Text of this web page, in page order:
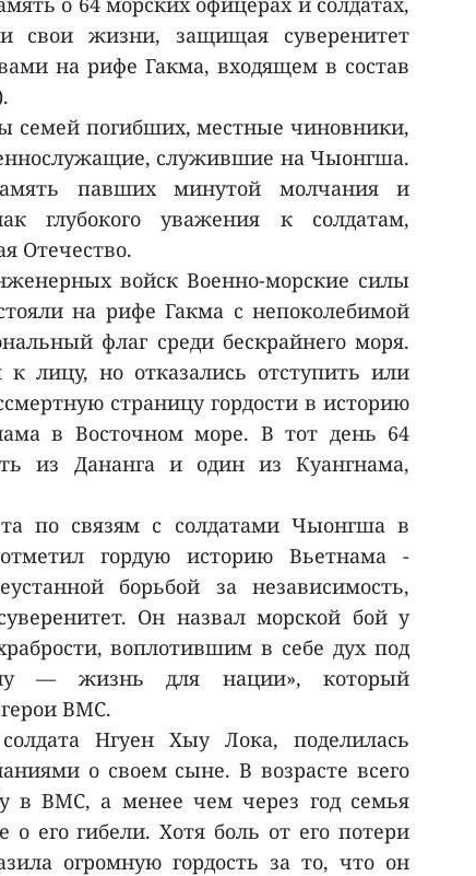
свои жизни, защищая суверенитет
на рифе Гакма, входящем в состав
семей погибших, местные чиновники,
служившие на Чыонгша.
павших минутой молчания и
глубокого уважения к солдатам,
Отечество.
войск Военно-морские силы
на рифе Гакма с непоколебимой
флаг среди бескрайнего моря.
лицу, но отказались отступить или
страницу гордости в историю
в Восточном море. В тот день 64
из Дананга и один из Куангнама,
по связям с солдатами Чыонгша в
гордую историю Вьетнама -
борьбой за независимость,
Он назвал морской бой у
воплотившим в себе дух под
— жизнь для нации», который
ВМС.
Нгуен Хыу Лока, поделилась
о своем сыне. В возрасте всего
в ВМС, а менее чем через год семья
его гибели. Хотя боль от его потери
огромную гордость за то, что он